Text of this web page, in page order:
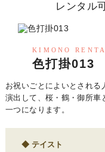
レンタル
KIMONO
色打掛013
お祝いごとによいとされる
演出して、桜・鶴・御所車
一つになります。
テイスト